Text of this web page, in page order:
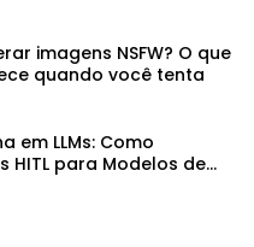
imagens NSFW? O que
quando você tenta
em LLMs: Como
HITL para Modelos de